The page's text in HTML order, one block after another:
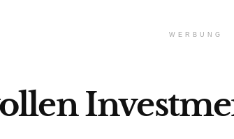
WERBUNG